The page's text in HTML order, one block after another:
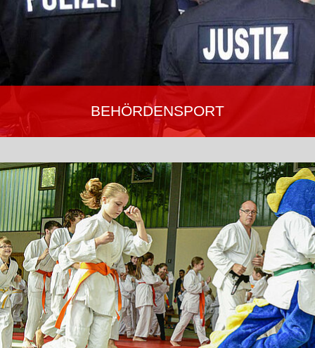
BEHÖRDENSPORT
Ausdauer, Schnelligkeit und Körperbeherrschung. Für das
dienstliche Einsatztraining werden Selbstbewusstsein, die eigene
Leistungsfähigkeit und zugleich das Bewusstsein für den eigenen
Körper und die Gesundheit gestärkt.
Mehr erfahren…